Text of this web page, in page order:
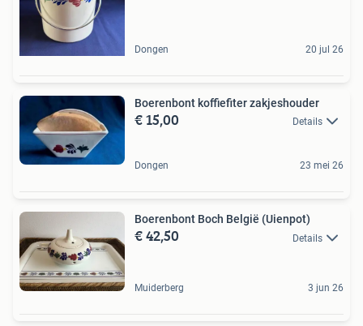
Dongen 20 jul 26
Boerenbont koffiefiter zakjeshouder
€ 15,00 Details
Dongen 23 mei 26
Boerenbont Boch België (Uienpot)
€ 42,50 Details
Muiderberg 3 jun 26